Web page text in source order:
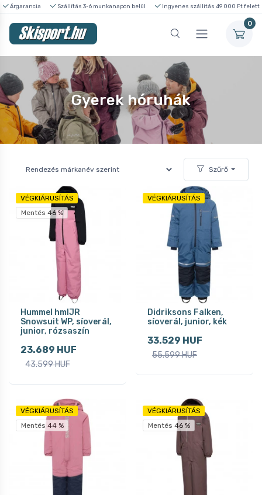
Árgarancia Szállítás 3-6 munkanapon belül Ingyenes szállítás 49 000 Ft felett
0
Gyerek hóruhák
Szűrő
VÉGKIÁRUSÍTÁS
Mentés 46 %
Hummel hmlJR
Snowsuit WP, síoverál,
junior, rózsaszín
23.689 HUF
43.599 HUF
VÉGKIÁRUSÍTÁS
Didriksons Falken,
síoverál, junior, kék
33.529 HUF
55.599 HUF
VÉGKIÁRUSÍTÁS
Mentés 44 %
VÉGKIÁRUSÍTÁS
Mentés 46 %